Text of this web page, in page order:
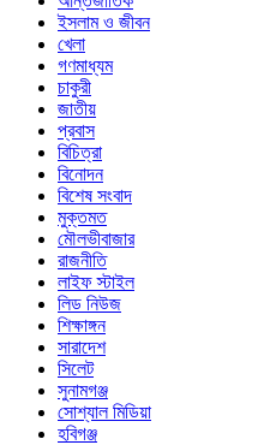
ইসলাম ও জীবন
খেলা
গণমাধ্যম
চাকুরী
জাতীয়
প্রবাস
বিচিত্রা
বিনোদন
বিশেষ সংবাদ
মুক্তমত
মৌলভীবাজার
রাজনীতি
লাইফ স্টাইল
লিড নিউজ
শিক্ষাঙ্গন
সারাদেশ
সিলেট
সুনামগঞ্জ
সোশ্যাল মিডিয়া
হবিগঞ্জ